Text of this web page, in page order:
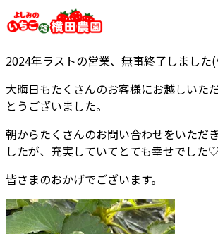
内
容
ス
キ
ッ
プ
2024年ラストの営業、無事終了しました
大晦日もたくさんのお客様にお越しいた
とうございました。
朝からたくさんのお問い合わせをいただ
したが、充実していてとても幸せでした♡
皆さまのおかげでございます。